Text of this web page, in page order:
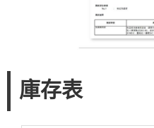
庫存表